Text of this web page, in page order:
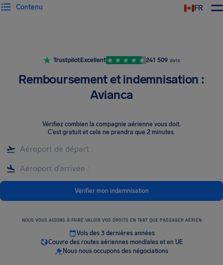
FR
Contenu
TrustpilotExcellent 241 509 avis
Remboursement et indemnisation :
Avianca
Vérifiez combien la compagnie aérienne vous doit.
C’est gratuit et cela ne prendra que 2 minutes.
Vérifier mon indemnisation
NOUS VOUS AIDONS À FAIRE VALOIR VOS DROITS EN TANT QUE PASSAGER AÉRIEN
Vols des 3 dernières années
Couvre des routes aériennes mondiales et en UE
Nous nous occupons des négociations